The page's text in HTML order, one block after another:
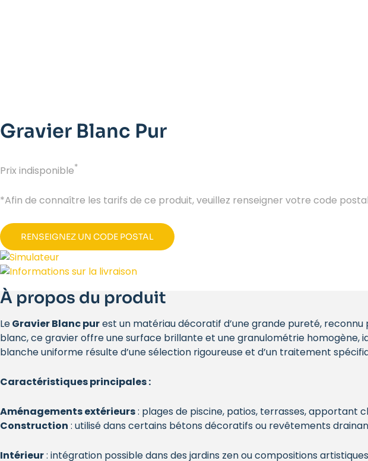
Gravier Blanc Pur
Prix indisponible*
*Afin de connaître les tarifs de ce produit, veuillez renseigner votre code postal
RENSEIGNEZ UN CODE POSTAL
À propos du produit
LeGravier Blanc purest un matériau décoratif d’une grande pureté,
blanc, ce gravier offre une surface brillante et une granulométrie
blanche uniforme résulte d’une sélection rigoureuse et d’un traitement
Caractéristiques principales :
Aménagements extérieurs: plages de piscine, patios, terrasses, apportant
Construction : utilisé dans certains bétons décoratifs ou revêtements
Intérieur: intégration possible dans des jardins zen ou compositions